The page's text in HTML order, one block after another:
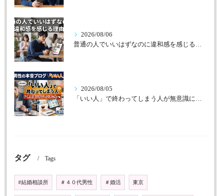
2026/08/06
普通の人でいいはずなのに違和感を感じる理由
2026/08/05
「いい人」で終わってしまう人が無意識にやっていること
タグ Tags
#結婚相談所 ＃４０代男性 ＃婚活 東京